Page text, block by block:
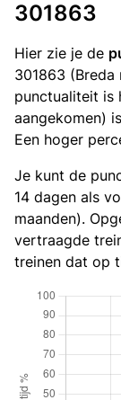
301863
Hier zie je de
301863
punctualiteit is
aangekomen)
Een hoger
Je kunt de
14 dagen als
maanden).
vertraagde
treinen dat op